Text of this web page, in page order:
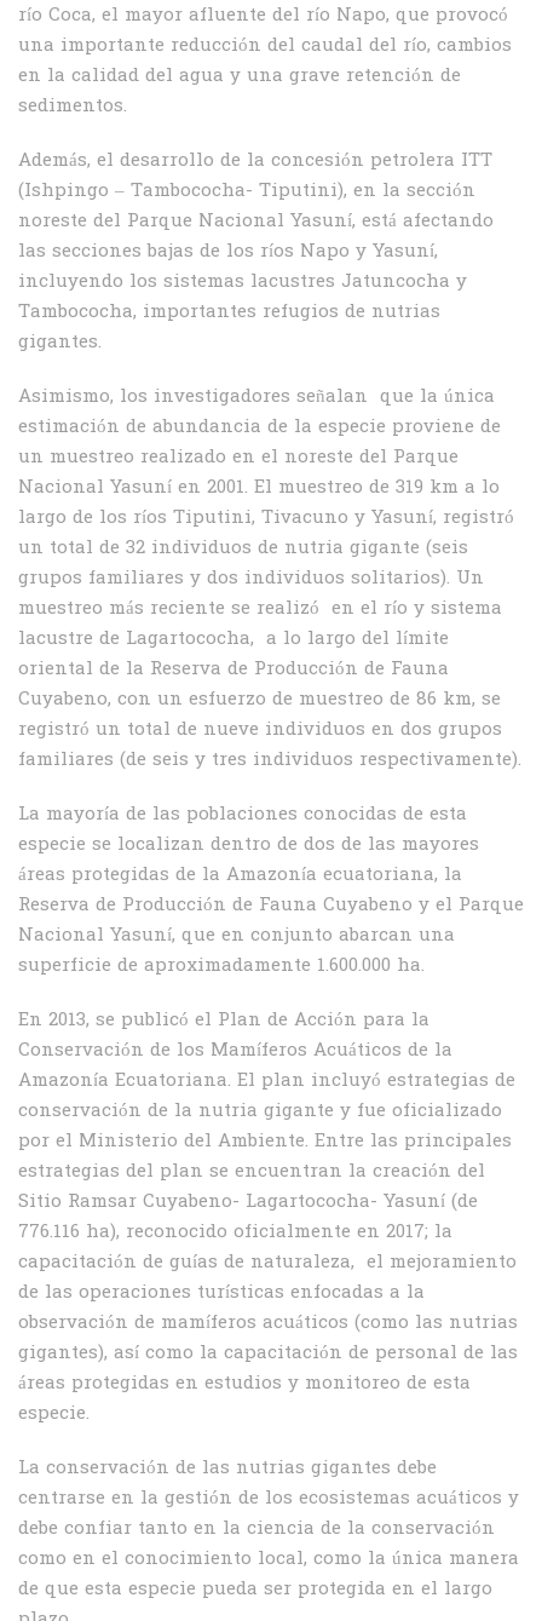
río Coca, el mayor afluente del río Napo, que provocó
una importante reducción del caudal del río, cambios
en la calidad del agua y una grave retención de
sedimentos.
Además, el desarrollo de la concesión petrolera ITT
(Ishpingo – Tambococha- Tiputini), en la sección
noreste del Parque Nacional Yasuní, está afectando
las secciones bajas de los ríos Napo y Yasuní,
incluyendo los sistemas lacustres Jatuncocha y
Tambococha, importantes refugios de nutrias
gigantes.
Asimismo, los investigadores señalan que la única
estimación de abundancia de la especie proviene de
un muestreo realizado en el noreste del Parque
Nacional Yasuní en 2001. El muestreo de 319 km a lo
largo de los ríos Tiputini, Tivacuno y Yasuní, registró
un total de 32 individuos de nutria gigante (seis
grupos familiares y dos individuos solitarios). Un
muestreo más reciente se realizó en el río y sistema
lacustre de Lagartococha, a lo largo del límite
oriental de la Reserva de Producción de Fauna
Cuyabeno, con un esfuerzo de muestreo de 86 km, se
registró un total de nueve individuos en dos grupos
familiares (de seis y tres individuos respectivamente).
La mayoría de las poblaciones conocidas de esta
especie se localizan dentro de dos de las mayores
áreas protegidas de la Amazonía ecuatoriana, la
Reserva de Producción de Fauna Cuyabeno y el Parque
Nacional Yasuní, que en conjunto abarcan una
superficie de aproximadamente 1.600.000 ha.
En 2013, se publicó el Plan de Acción para la
Conservación de los Mamíferos Acuáticos de la
Amazonía Ecuatoriana. El plan incluyó estrategias de
conservación de la nutria gigante y fue oficializado
por el Ministerio del Ambiente. Entre las principales
estrategias del plan se encuentran la creación del
Sitio Ramsar Cuyabeno- Lagartococha- Yasuní (de
776.116 ha), reconocido oficialmente en 2017; la
capacitación de guías de naturaleza, el mejoramiento
de las operaciones turísticas enfocadas a la
observación de mamíferos acuáticos (como las nutrias
gigantes), así como la capacitación de personal de las
áreas protegidas en estudios y monitoreo de esta
especie.
La conservación de las nutrias gigantes debe
centrarse en la gestión de los ecosistemas acuáticos y
debe confiar tanto en la ciencia de la conservación
como en el conocimiento local, como la única manera
de que esta especie pueda ser protegida en el largo